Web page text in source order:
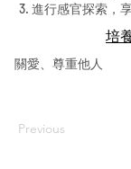
3. 進行感官探索，
培
關愛、尊重他人
Previous